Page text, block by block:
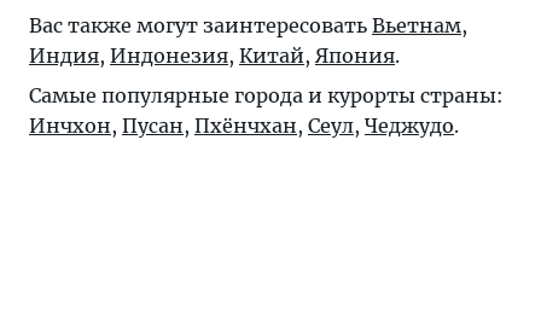
Вас также могут заинтересовать Вьетнам,
Индия, Индонезия, Китай, Япония.
Самые популярные города и курорты страны:
Инчхон, Пусан, Пхёнчхан, Сеул, Чеджудо.